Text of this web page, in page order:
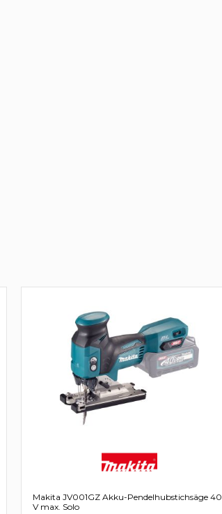
Makita JV001GZ Akku-Pendelhubstichsäge 40
V max. Solo